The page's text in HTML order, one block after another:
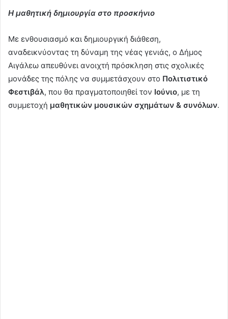
Η μαθητική δημιουργία στο προσκήνιο
Με ενθουσιασμό και δημιουργική διάθεση,
αναδεικνύοντας τη δύναμη της νέας γενιάς, ο Δήμος
Αιγάλεω απευθύνει ανοιχτή πρόσκληση στις σχολικές
μονάδες της πόλης να συμμετάσχουν στο Πολιτιστικό
Φεστιβάλ, που θα πραγματοποιηθεί τον Ιούνιο, με τη
συμμετοχή μαθητικών μουσικών σχημάτων & συνόλων.